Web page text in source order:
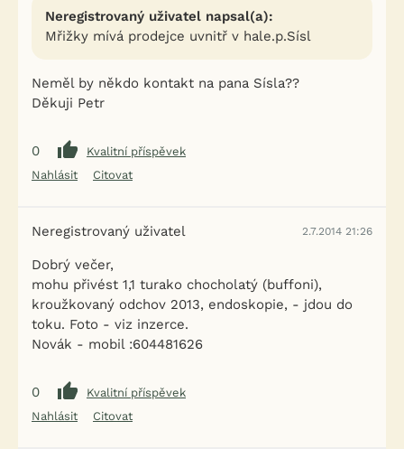
Neregistrovaný uživatel napsal(a):
Mřižky mívá prodejce uvnitř v hale.p.Sísl
Neměl by někdo kontakt na pana Sísla??
Děkuji Petr
0
Kvalitní příspěvek
Nahlásit
Citovat
Neregistrovaný uživatel 2.7.2014 21:26
Dobrý večer,
mohu přivést 1,1 turako chocholatý (buffoni),
kroužkovaný odchov 2013, endoskopie, - jdou do
toku. Foto - viz inzerce.
Novák - mobil :604481626
0
Kvalitní příspěvek
Nahlásit
Citovat